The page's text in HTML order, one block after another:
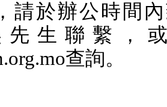
請於辦公時間
先生聯繫，
查詢。